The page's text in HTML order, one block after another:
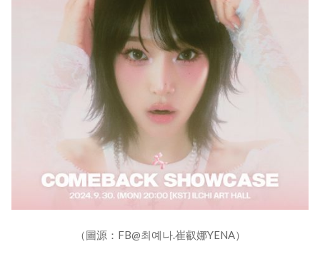
（圖源：FB@최예나.崔叡娜YENA）